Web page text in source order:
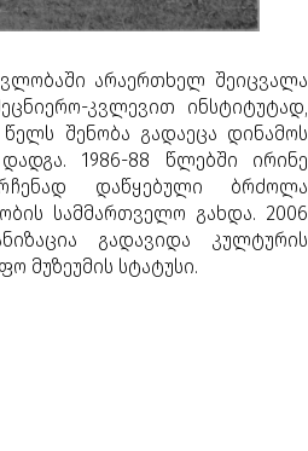
არაერთხელ შეიცვალა
კვლევით ინსტიტუტად,
შენობა გადაეცა დინამოს
1986-88 წლებში ირინე
დაწყებული ბრძოლა
სამმართველო გახდა. 2006
გადავიდა კულტურის
მუზეუმის სტატუსი.